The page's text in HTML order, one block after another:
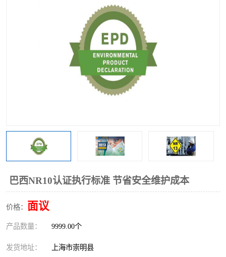
巴西NR10认证执行标准 节省安全维护成本
价格： 面议
产品数量： 9999.00个
发货地址： 上海市崇明县